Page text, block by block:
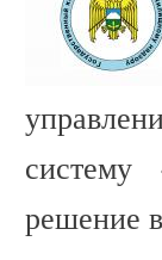
систему
решение